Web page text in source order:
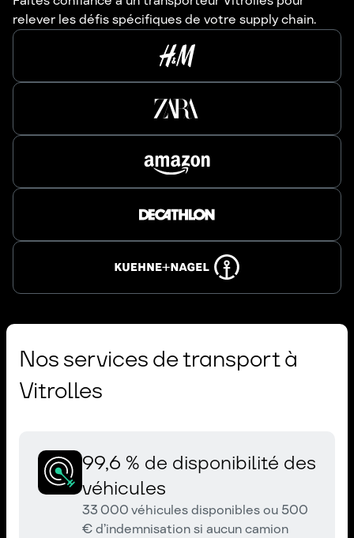
relever les défis spécifiques de votre supply chain.
Nos services de transport à
Vitrolles
99,6 % de disponibilité des
véhicules
33 000 véhicules disponibles ou 500
€ d’indemnisation si aucun camion